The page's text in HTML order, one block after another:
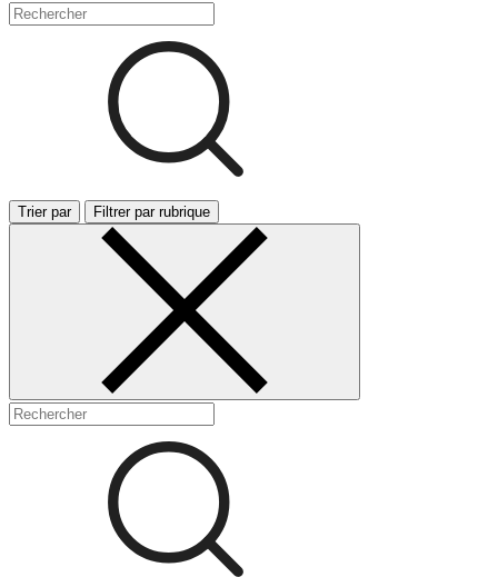
Trier par Filtrer par rubrique